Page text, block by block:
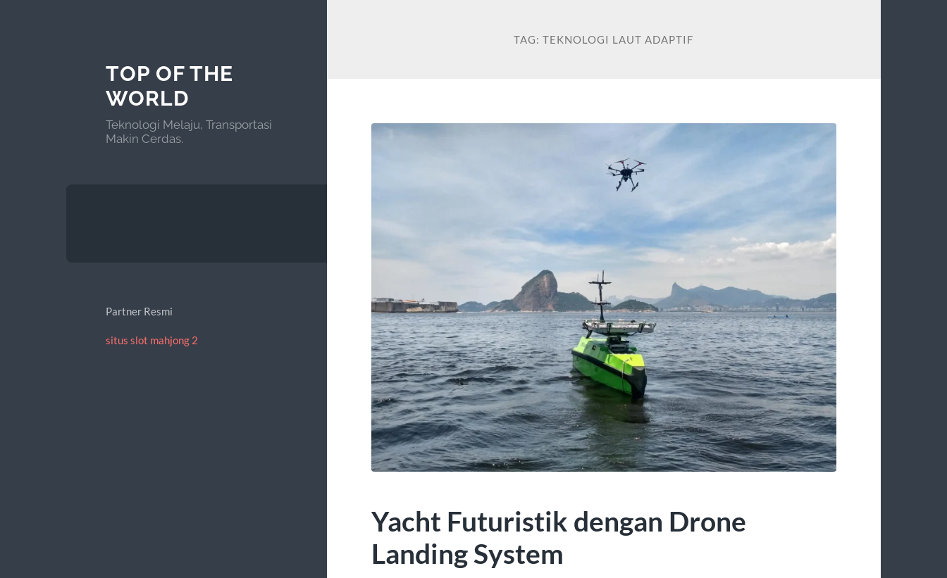
TOP OF THE
WORLD
Teknologi Melaju, Transportasi
Makin Cerdas.
Partner Resmi
situs slot mahjong 2
TAG:TEKNOLOGI LAUT ADAPTIF
Yacht Futuristik dengan Drone
Landing System